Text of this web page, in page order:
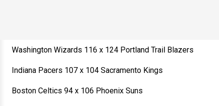
Washington Wizards 116 x 124 Portland Trail Blazers
Indiana Pacers 107 x 104 Sacramento Kings
Boston Celtics 94 x 106 Phoenix Suns